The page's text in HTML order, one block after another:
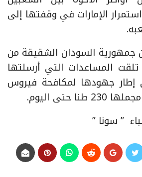
الإمارات في وقفتها إلى
جمهورية السودان الشقيقة من
المساعدات التي أرسلتها
إطار جهودها لمكافحة فيروس
حتى اليوم.
” سونا ”